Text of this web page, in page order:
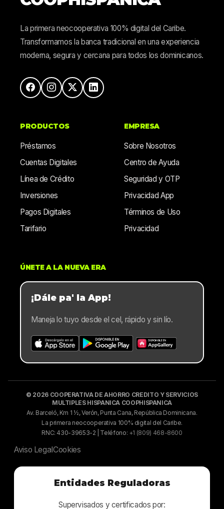
La primera neocooperativa 100% digital del Caribe.
Transformamos la banca tradicional en una experiencia
moderna, segura y cercana para todos los dominicanos.
PRODUCTOS
Préstamos
Cuentas Digitales
Línea de Crédito
Inversiones
Pagos Digitales
Tarifario
EMPRESA
Sobre Nosotros
Centro de Ayuda
Seguridad y OTP
Privacidad App
Términos de Uso
Privacidad
ÚNETE A LA NUEVA ERA
¡Dále pa' la App!
Maneja lo tuyo desde el cel, rápido y sin lío.
© 2026 COOPERATIVA DE AHORRO CREDITO Y SERVICIOS
MULTIPLES HISPANICA COOPHISPANICA
Av. Barceló, Km 1 ½, Verón, Punta Cana, República Dominicana.
La primera neocooperativa 100% digital del Caribe.
RNC: 430-39653-2 | Teléfono: +1 (809) 468-8600
Aviso LegalCookies
Entidades Reguladoras
Supervisados y certificados por: